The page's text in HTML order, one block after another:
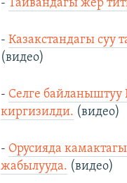
-Тайвандагы жер
-Казакстандагы суу
(видео)
- Селге байланыштуу
киргизилди. (видео)
- Орусияда
жабылууда. (видео)